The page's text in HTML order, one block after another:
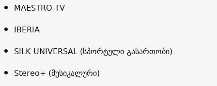
MAESTRO TV
IBERIA
SILK UNIVERSAL (სპორტული-გასართობი)
Stereo+ (მუსიკალური)